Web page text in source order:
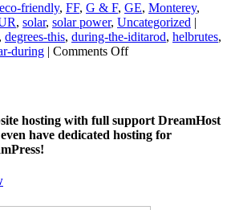
eco-friendly, FF, G & F, GE, Monterey,
, solar, solar power, Uncategorized |
, degrees-this, during-the-iditarod, helbrutes,
during | Comments Offon
Snow
Finds
hosting with full support DreamHost
have dedicated hosting for